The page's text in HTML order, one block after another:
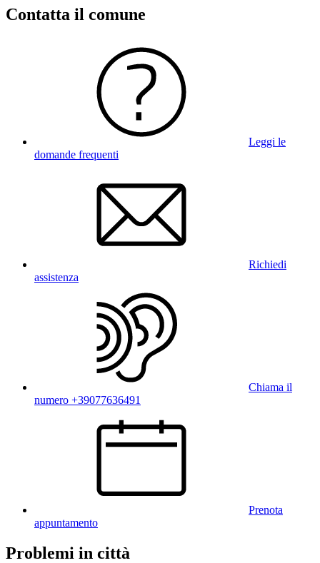
Contatta il comune
Leggi le
domande frequenti
Richiedi
assistenza
Chiama il
numero +39077636491
Prenota
appuntamento
Problemi in città